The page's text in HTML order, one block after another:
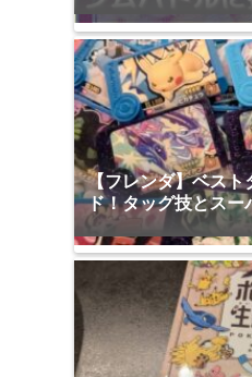
【フレンダ】ベスト
ド！タッグ技とスー